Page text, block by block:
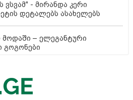
- მირანდა კერი
დეტალებს ასახელებს
– ელეგანტური
გოგონები